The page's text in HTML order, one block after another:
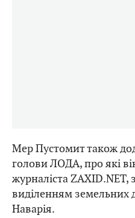
Мер Пустомит також
голови ЛОДА, про які
журналіста ZAXID.NET, з
виділенням земельних
Наварія.